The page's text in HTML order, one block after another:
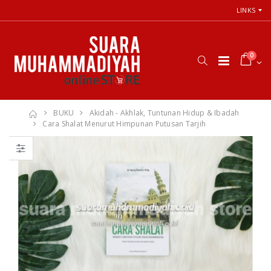
LINKS
0
BUKU
Akidah - Akhlak, Tuntunan Hidup & Ibadah
Cara Shalat Menurut Himpunan Putusan Tarjih
Cara Shalat
Menurut
Himpunan
Putusan Tarjih
Muhammadiyah
Rp. 31.000
Himpunan
66 Jalan Menuju
Menemukan
Tuhan dalam
Luka, Cinta, dan
Kehidupan
Sehari-hari